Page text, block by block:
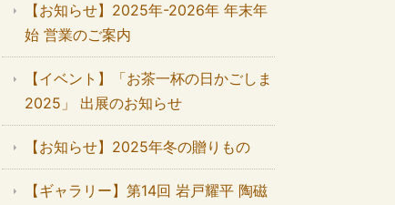
【お知らせ】2025年-2026年 年末年
始 営業のご案内
【イベント】「お茶一杯の日かごしま
2025」 出展のお知らせ
【お知らせ】2025年冬の贈りもの
【ギャラリー】第14回 岩戸耀平 陶磁